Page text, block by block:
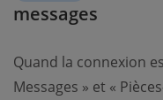
messages
Quand la connexion
Messages » et «